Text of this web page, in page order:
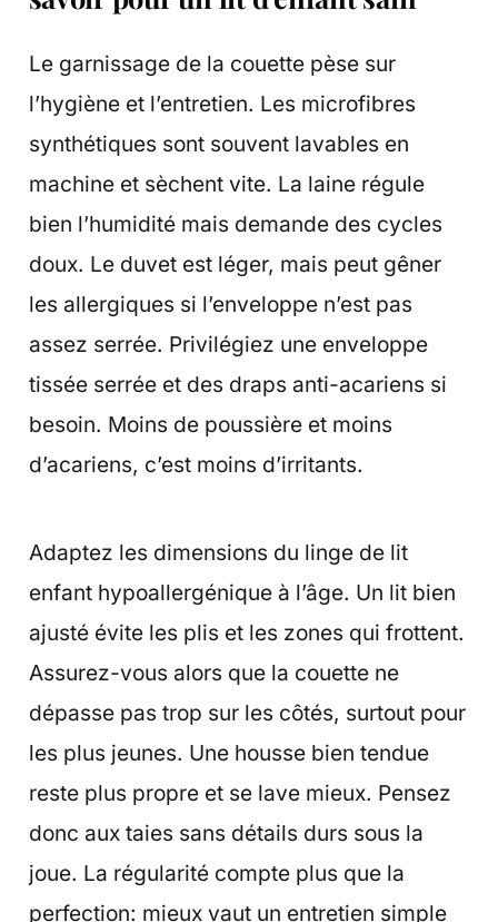
Le garnissage de la couette pèse sur
l’hygiène et l’entretien. Les microfibres
synthétiques sont souvent lavables en
machine et sèchent vite. La laine régule
bien l’humidité mais demande des cycles
doux. Le duvet est léger, mais peut gêner
les allergiques si l’enveloppe n’est pas
assez serrée. Privilégiez une enveloppe
tissée serrée et des draps anti-acariens si
besoin. Moins de poussière et moins
d’acariens, c’est moins d’irritants.
Adaptez les dimensions du linge de lit
enfant hypoallergénique à l’âge. Un lit bien
ajusté évite les plis et les zones qui frottent.
Assurez-vous alors que la couette ne
dépasse pas trop sur les côtés, surtout pour
les plus jeunes. Une housse bien tendue
reste plus propre et se lave mieux. Pensez
donc aux taies sans détails durs sous la
joue. La régularité compte plus que la
perfection: mieux vaut un entretien simple